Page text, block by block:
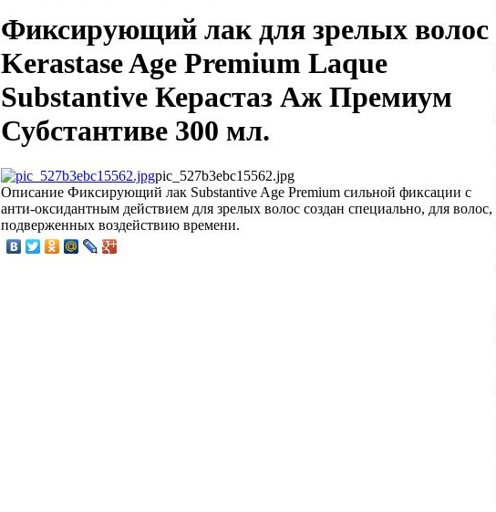
Фиксирующий лак для зрелых волос
Kerastase Age Premium Laque
Substantive Керастаз Аж Премиум
Субстантиве 300 мл.
pic_527b3ebc15562.jpg
Описание Фиксирующий лак Substantive Age Premium сильной фиксации с
анти-оксидантным действием для зрелых волос создан специально, для волос,
подверженных воздействию времени.